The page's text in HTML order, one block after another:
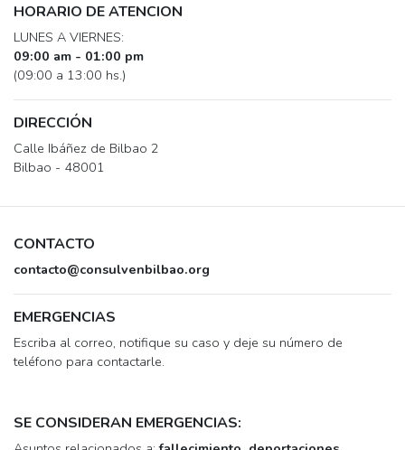
HORARIO DE ATENCION
LUNES A VIERNES:
09:00 am - 01:00 pm
(09:00 a 13:00 hs.)
DIRECCIÓN
Calle Ibáñez de Bilbao 2
Bilbao - 48001
CONTACTO
contacto@consulvenbilbao.org
EMERGENCIAS
Escriba al correo, notifique su caso y deje su número de
teléfono para contactarle.
SE CONSIDERAN EMERGENCIAS: